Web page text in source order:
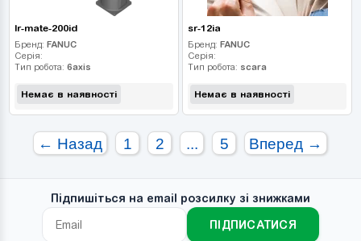
lr-mate-200id
Бренд: FANUC
Серія:
Тип робота: 6axis
Немає в наявності
sr-12ia
Бренд: FANUC
Серія:
Тип робота: scara
Немає в наявності
← Назад 1 2 ... 5 Вперед →
Підпишіться на email розсилку зі знижками
ПІДПИСАТИСЯ